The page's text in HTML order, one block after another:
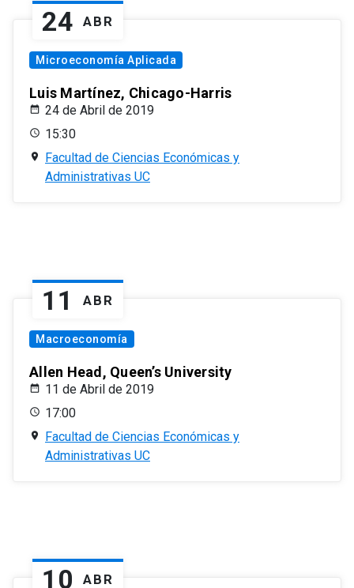
24 ABR
Microeconomía Aplicada
Luis Martínez, Chicago-Harris
24 de Abril de 2019
15:30
Facultad de Ciencias Económicas y
Administrativas UC
11 ABR
Macroeconomía
Allen Head, Queen’s University
11 de Abril de 2019
17:00
Facultad de Ciencias Económicas y
Administrativas UC
10 ABR